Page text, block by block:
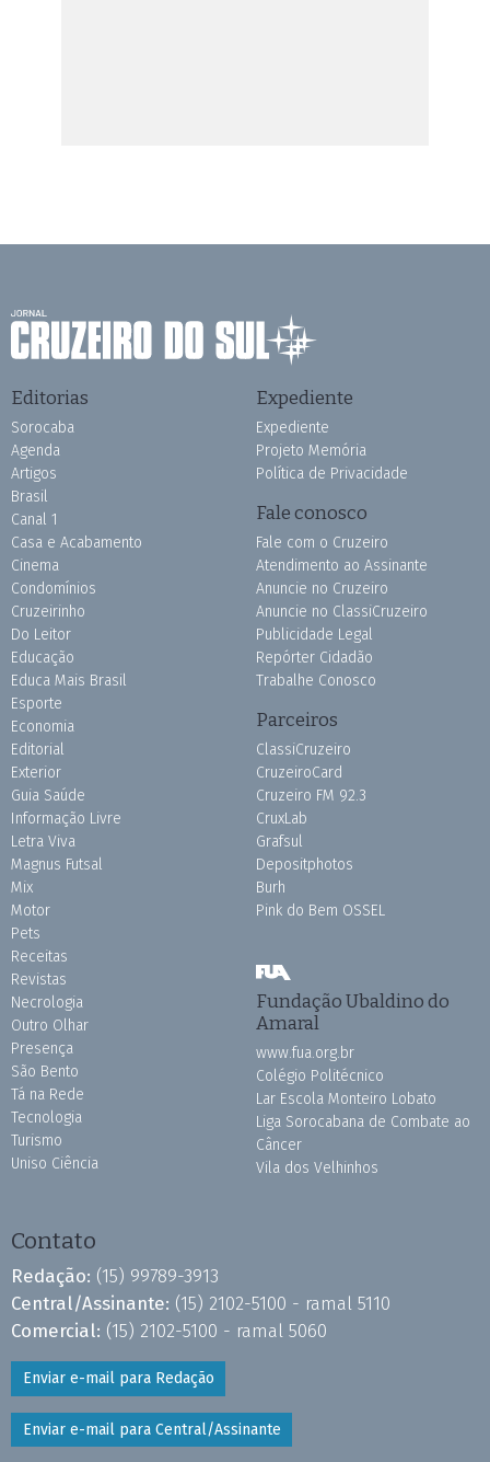
Editorias
Sorocaba
Agenda
Artigos
Brasil
Canal 1
Casa e Acabamento
Cinema
Condomínios
Cruzeirinho
Do Leitor
Educação
Educa Mais Brasil
Esporte
Economia
Editorial
Exterior
Guia Saúde
Informação Livre
Letra Viva
Magnus Futsal
Mix
Motor
Pets
Receitas
Revistas
Necrologia
Outro Olhar
Presença
São Bento
Tá na Rede
Tecnologia
Turismo
Uniso Ciência
Expediente
Expediente
Projeto Memória
Política de Privacidade
Fale conosco
Fale com o Cruzeiro
Atendimento ao Assinante
Anuncie no Cruzeiro
Anuncie no ClassiCruzeiro
Publicidade Legal
Repórter Cidadão
Trabalhe Conosco
Parceiros
ClassiCruzeiro
CruzeiroCard
Cruzeiro FM 92.3
CruxLab
Grafsul
Depositphotos
Burh
Pink do Bem OSSEL
Fundação Ubaldino do
Amaral
www.fua.org.br
Colégio Politécnico
Lar Escola Monteiro Lobato
Liga Sorocabana de Combate ao
Câncer
Vila dos Velhinhos
Contato
Redação: (15) 99789-3913
Central/Assinante: (15) 2102-5100 - ramal 5110
Comercial: (15) 2102-5100 - ramal 5060
Enviar e-mail para Redação
Enviar e-mail para Central/Assinante